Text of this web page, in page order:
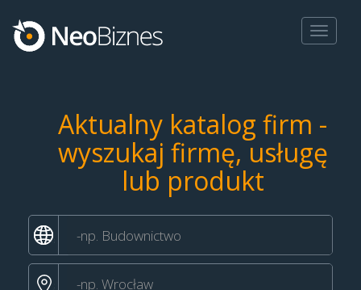
Toggle
Aktualny katalog firm -
wyszukaj firmę, usługę
lub produkt